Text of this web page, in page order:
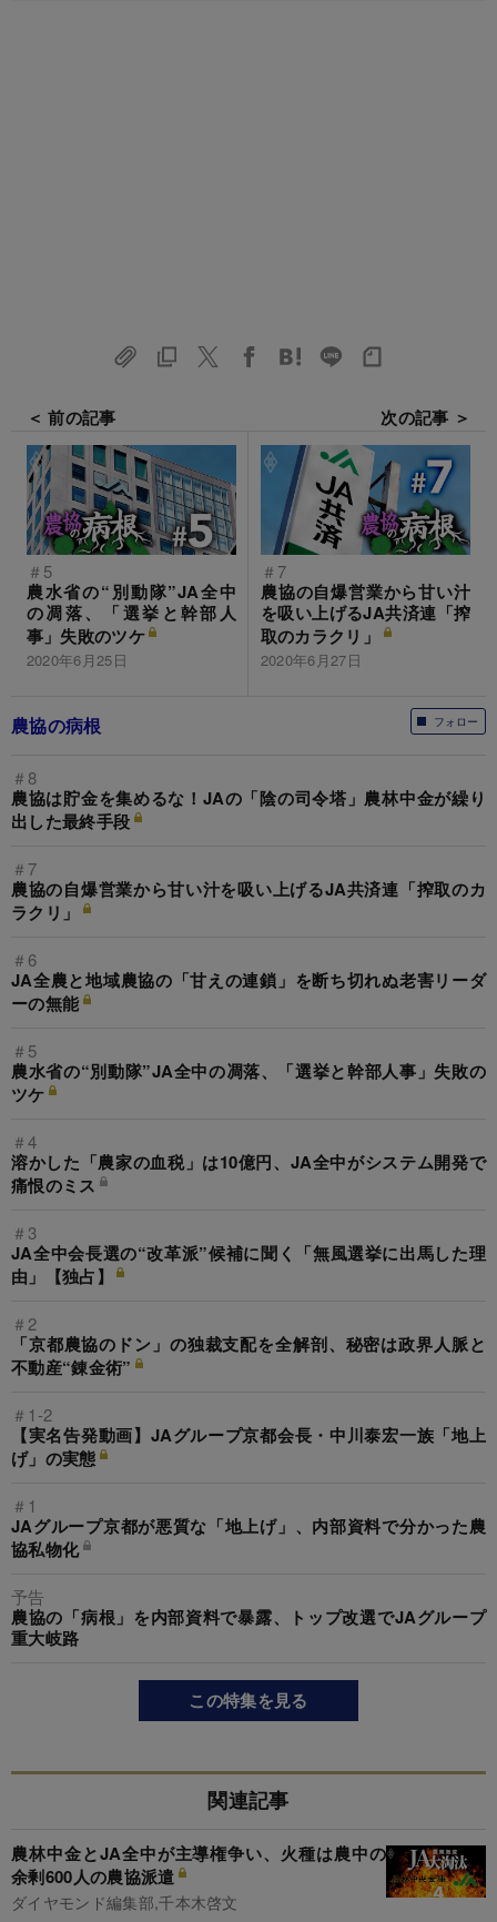
＜ 前の記事
＃5
農水省の“別動隊”JA全中
の凋落、「選挙と幹部人
事」失敗のツケ
2020年6月25日
次の記事 ＞
＃7
農協の自爆営業から甘い汁
を吸い上げるJA共済連「搾
取のカラクリ」
2020年6月27日
フォロー
農協の病根
＃8
農協は貯金を集めるな！JAの「陰の司令塔」農林中金が繰り
出した最終手段
＃7
農協の自爆営業から甘い汁を吸い上げるJA共済連「搾取のカ
ラクリ」
＃6
JA全農と地域農協の「甘えの連鎖」を断ち切れぬ老害リーダ
ーの無能
＃5
農水省の“別動隊”JA全中の凋落、「選挙と幹部人事」失敗の
ツケ
＃4
溶かした「農家の血税」は10億円、JA全中がシステム開発で
痛恨のミス
＃3
JA全中会長選の“改革派”候補に聞く「無風選挙に出馬した理
由」【独占】
＃2
「京都農協のドン」の独裁支配を全解剖、秘密は政界人脈と
不動産“錬金術”
＃1-2
【実名告発動画】JAグループ京都会長・中川泰宏一族「地上
げ」の実態
＃1
JAグループ京都が悪質な「地上げ」、内部資料で分かった農
協私物化
予告
農協の「病根」を内部資料で暴露、トップ改選でJAグループ
重大岐路
この特集を見る
関連記事
農林中金とJA全中が主導権争い、火種は農中の
余剰600人の農協派遣
ダイヤモンド編集部,千本木啓文